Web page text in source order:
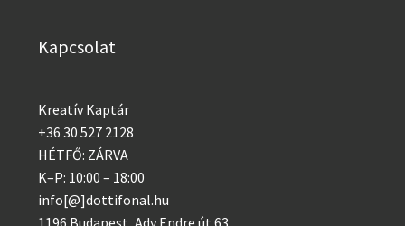
Kapcsolat
Kreatív Kaptár
+36 30 527 2128
HÉTFŐ: ZÁRVA
K–P: 10:00 – 18:00
info[@]dottifonal.hu